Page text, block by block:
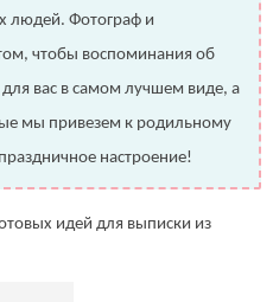
людей. Фотограф и
чтобы воспоминания об
вас в самом лучшем виде, а
мы привезем к родильному
настроение!
идей для выписки из